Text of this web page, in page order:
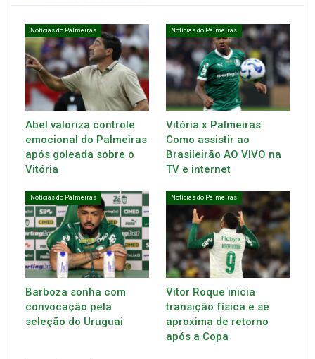
Notícias do Palmeiras
Abel valoriza controle
emocional do Palmeiras
após goleada sobre o
Vitória
Notícias do Palmeiras
Vitória x Palmeiras:
Como assistir ao
Brasileirão AO VIVO na
TV e internet
Notícias do Palmeiras
Barboza sonha com
convocação pela
seleção do Uruguai
Notícias do Palmeiras
Vitor Roque inicia
transição física e se
aproxima de retorno
após a Copa